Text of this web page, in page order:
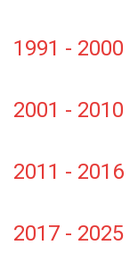
1991 - 2000
2001 - 2010
2011 - 2016
2017 - 2025